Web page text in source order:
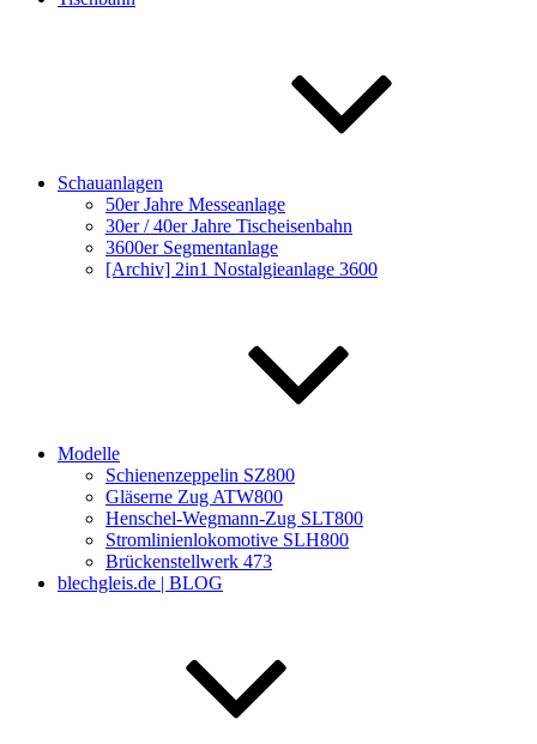
Schauanlagen
50er Jahre Messeanlage
30er / 40er Jahre Tischeisenbahn
3600er Segmentanlage
[Archiv] 2in1 Nostalgieanlage 3600
Modelle
Schienenzeppelin SZ800
Gläserne Zug ATW800
Henschel-Wegmann-Zug SLT800
Stromlinienlokomotive SLH800
Brückenstellwerk 473
blechgleis.de | BLOG